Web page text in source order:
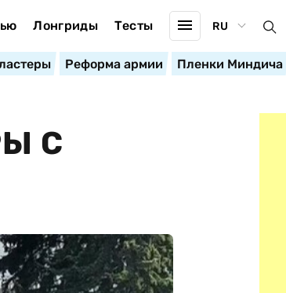
Лонгриды Тесты RU
Реформа армии Пленки Миндича
С